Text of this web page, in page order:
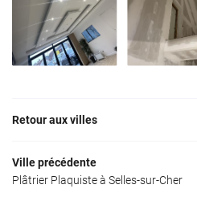
Retour aux villes
Ville précédente
Plâtrier Plaquiste à Selles-sur-Cher